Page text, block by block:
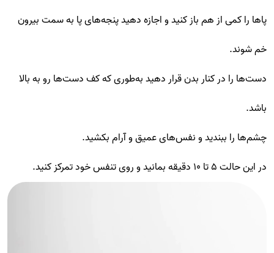
پاها را کمی از هم باز کنید و اجازه دهید پنجه‌های پا به سمت بیرون
خم شوند.
دست‌ها را در کنار بدن قرار دهید به‌طوری که کف دست‌ها رو به بالا
باشد.
چشم‌ها را ببندید و نفس‌های عمیق و آرام بکشید.
در این حالت ۵ تا ۱۰ دقیقه بمانید و روی تنفس خود تمرکز کنید.